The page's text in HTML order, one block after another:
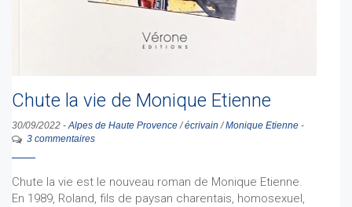
Chute la vie de Monique Etienne
30/09/2022 -Alpes de Haute Provence/écrivain /Monique Etienne -
3 commentaires
Chute la vie est le nouveau roman de Monique Etienne.
En 1989, Roland, fils de paysan charentais, homosexuel,